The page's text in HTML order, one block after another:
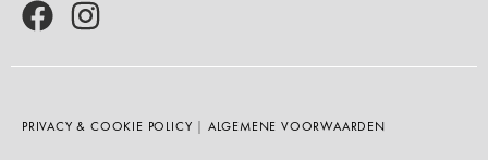
PRIVACY & COOKIE POLICY | ALGEMENE VOORWAARDEN